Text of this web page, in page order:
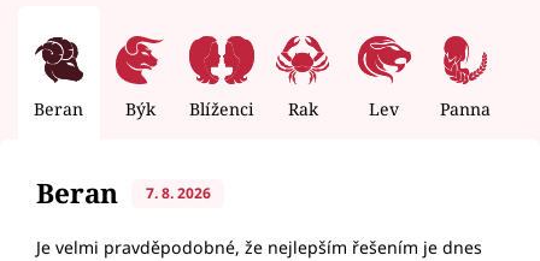
Beran Býk Blíženci Rak Lev Panna
Beran 7. 8. 2026
Je velmi pravděpodobné, že nejlepším řešením je dnes